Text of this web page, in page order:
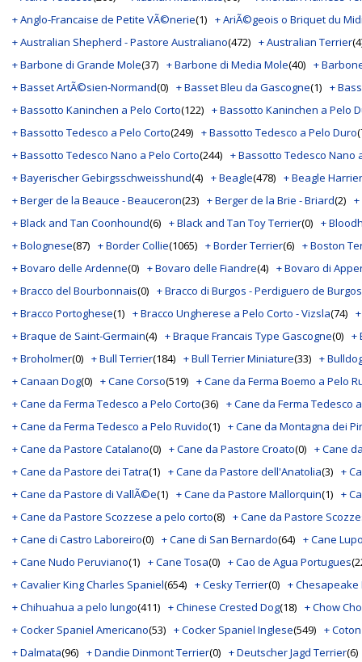
+ Anglo-Francaise de Petite VÃ©nerie(1) + AriÃ©geois o Briquet du
+ Australian Shepherd - Pastore Australiano(472) + Australian Terrier
+ Barbone di Grande Mole(37) + Barbone di Media Mole(40) +
+ Basset ArtÃ©sien-Normand(0) + Basset Bleu da Gascogne(1) +
+ Bassotto Kaninchen a Pelo Corto(122) + Bassotto Kaninchen a Pelo
+ Bassotto Tedesco a Pelo Corto(249) + Bassotto Tedesco a Pelo Duro
+ Bassotto Tedesco Nano a Pelo Corto(244) + Bassotto Tedesco Nano
+ Bayerischer Gebirgsschweisshund(4) + Beagle(478) + Beagle Harrier
+ Berger de la Beauce - Beauceron(23) + Berger de la Brie - Briard(2)
+ Black and Tan Coonhound(6) + Black and Tan Toy Terrier(0) +
+ Bolognese(87) + Border Collie(1065) + Border Terrier(6) + Boston
+ Bovaro delle Ardenne(0) + Bovaro delle Fiandre(4) + Bovaro di
+ Bracco del Bourbonnais(0) + Bracco di Burgos - Perdiguero de Burgos
+ Bracco Portoghese(1) + Bracco Ungherese a Pelo Corto - Vizsla(74)
+ Braque de Saint-Germain(4) + Braque Francais Type Gascogne(0) +
+ Broholmer(0) + Bull Terrier(184) + Bull Terrier Miniature(33) +
+ Canaan Dog(0) + Cane Corso(519) + Cane da Ferma Boemo a Pelo
+ Cane da Ferma Tedesco a Pelo Corto(36) + Cane da Ferma Tedesco
+ Cane da Ferma Tedesco a Pelo Ruvido(1) + Cane da Montagna dei
+ Cane da Pastore Catalano(0) + Cane da Pastore Croato(0) + Cane
+ Cane da Pastore dei Tatra(1) + Cane da Pastore dell'Anatolia(3) +
+ Cane da Pastore di VallÃ©e(1) + Cane da Pastore Mallorquin(1) +
+ Cane da Pastore Scozzese a pelo corto(8) + Cane da Pastore
+ Cane di Castro Laboreiro(0) + Cane di San Bernardo(64) + Cane
+ Cane Nudo Peruviano(1) + Cane Tosa(0) + Cao de Agua Portugues
+ Cavalier King Charles Spaniel(654) + Cesky Terrier(0) +
+ Chihuahua a pelo lungo(411) + Chinese Crested Dog(18) + Chow
+ Cocker Spaniel Americano(53) + Cocker Spaniel Inglese(549) +
+ Dalmata(96) + Dandie Dinmont Terrier(0) + Deutscher Jagd Terrier(6)